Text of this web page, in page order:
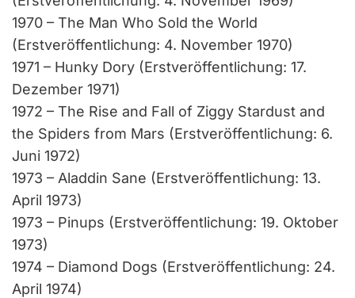
1970 – The Man Who Sold the World
(Erstveröffentlichung: 4. November 1970)
1971 – Hunky Dory (Erstveröffentlichung: 17.
Dezember 1971)
1972 – The Rise and Fall of Ziggy Stardust and
the Spiders from Mars (Erstveröffentlichung: 6.
Juni 1972)
1973 – Aladdin Sane (Erstveröffentlichung: 13.
April 1973)
1973 – Pinups (Erstveröffentlichung: 19. Oktober
1973)
1974 – Diamond Dogs (Erstveröffentlichung: 24.
April 1974)